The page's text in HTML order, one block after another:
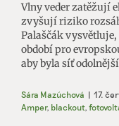
Vlny veder zatěžují
zvyšují riziko
Palaščák
období pro
aby byla síť
Sára Mazúchová | 17.
Amper, blackout,